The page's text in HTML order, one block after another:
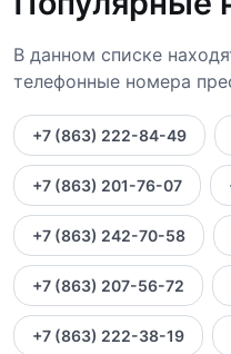
В данном списке
телефонные номера
+7 (863) 222-84-49
+7 (863) 201-76-07
+7 (863) 242-70-58
+7 (863) 207-56-72
+7 (863) 222-38-19